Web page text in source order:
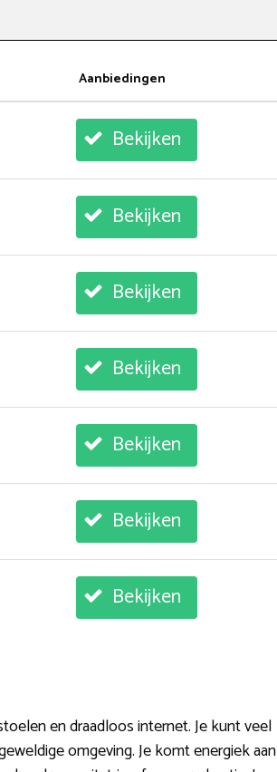
Aanbiedingen
Bekijken
Bekijken
Bekijken
Bekijken
Bekijken
Bekijken
Bekijken
en draadloos internet. Je kunt veel
omgeving. Je komt energiek aan